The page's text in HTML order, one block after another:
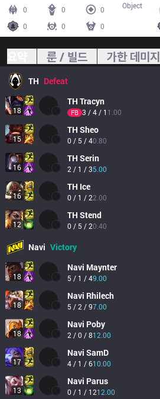
0 0
0
0
0 0
Object
룬 / 빌드 가한 데미지
TH Defeat
18
TH Tracyn
FB 3 / 4 / 1 1.00
15
TH Sheo
0 / 5 / 40.80
16
TH Serin
2 / 1 / 35.00
16
TH Ice
0 / 1 / 22.00
12
TH Stend
0 / 5 / 20.40
Navi Victory
18
Navi Maynter
5 / 1 / 49.00
18
Navi Rhilech
5 / 2 / 97.00
18
Navi Poby
2 / 0 / 812.00
17
Navi SamD
4 / 1 / 610.00
13
Navi Parus
0 / 1 / 1212.00